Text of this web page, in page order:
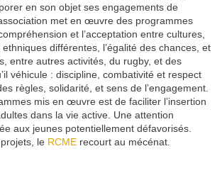
en son objet ses engagements de
met en œuvre des programmes
et l’acceptation entre cultures,
différentes, l’égalité des chances, et
entre autres activités, du rugby, et des
véhicule : discipline, combativité et respect
règles, solidarité, et sens de l’engagement.
mis en œuvre est de faciliter l’insertion
dans la vie active. Une attention
aux jeunes potentiellement défavorisés.
le RCME recourt au mécénat.